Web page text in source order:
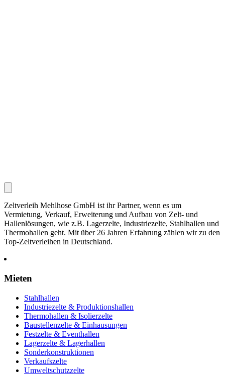
Zeltverleih Mehlhose GmbH ist ihr Partner, wenn es um
Vermietung, Verkauf, Erweiterung und Aufbau von Zelt- und
Hallenlösungen, wie z.B. Lagerzelte, Industriezelte, Stahlhallen und
Thermohallen geht. Mit über 26 Jahren Erfahrung zählen wir zu den
Top-Zeltverleihen in Deutschland.
Mieten
Stahlhallen
Industriezelte & Produktionshallen
Thermohallen & Isolierzelte
Baustellenzelte & Einhausungen
Festzelte & Eventhallen
Lagerzelte & Lagerhallen
Sonderkonstruktionen
Verkaufszelte
Umweltschutzzelte